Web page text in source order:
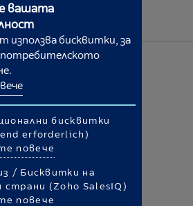
информация
за бисквитките
и условия
информация
на данните
вашата
използва бисквитки, за
потребителското
бисквитки
erforderlich)
повече
/ Бисквитки на
(Zoho SalesIQ)
повече